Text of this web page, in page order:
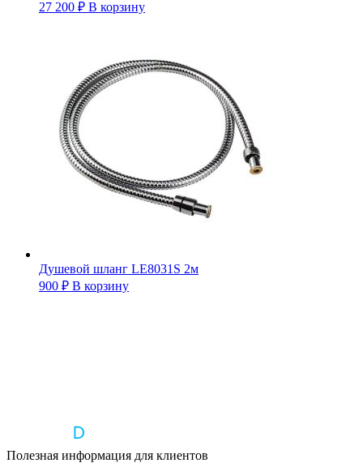
27 200 ₽ В корзину
Душевой шланг LE8031S 2м
900 ₽ В корзину
Полезная информация для клиентов